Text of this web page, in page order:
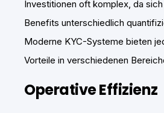
Investitionen oft komplex, da
Benefits unterschiedlich
Moderne KYC-Systeme bieten
Vorteile in verschiedenen
Operative Effizienz